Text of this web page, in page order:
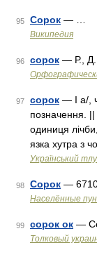
95 Сорок — …
Википедия
96 сорок — Р.,
97 сорок — I а/,
позначення. ||
одиниця
язка хутра з
Український
98 Сорок —
Населённые
99 сорок ок —
Толковый